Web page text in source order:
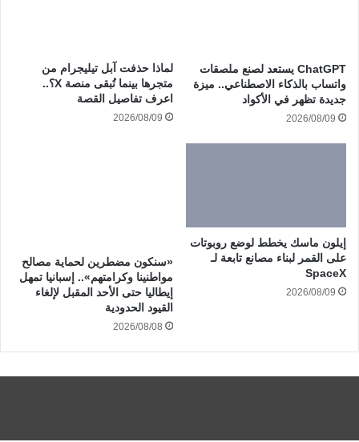
ChatGPT يستعد لصنع ملصقات
واتساب بالذكاء الاصطناعي.. ميزة
جديدة تظهر في الأكواد
2026/08/09
لماذا حذفت آبل تيليجرام من
متجرها بينما تُبقى منصة X؟..
اعرف تفاصيل القصة
2026/08/09
إيلون ماسك يخطط لوضع روبوتات
على القمر لبناء مصانع تابعة لـ
SpaceX
2026/08/09
«سنكون مضطرين لحماية مصالح
مواطنينا وكرامتهم».. إسبانيا تمهل
إيطاليا حتى الأحد المقبل لإلغاء
القيود الحدودية
2026/08/08